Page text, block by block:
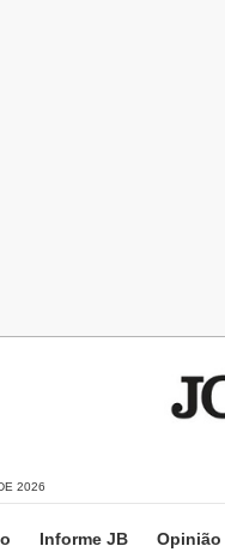
2026
Informe JB Opinião